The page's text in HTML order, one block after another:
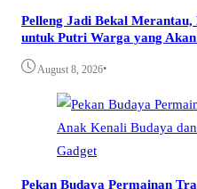
Pelleng Jadi Bekal Merantau,
untuk Putri Warga yang Akan
August 8, 2026•
Pekan Budaya Permainan